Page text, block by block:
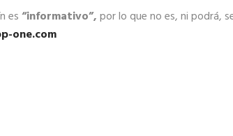
es“informativo”,por lo que no es, ni podrá,
one.com